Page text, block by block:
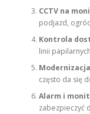
CCTV na
podjazd,
Kontrola
linii
często da się
Alarm i
zabezpieczyć